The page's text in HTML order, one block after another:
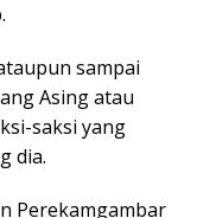
sampai
Asing atau
saksi yang
dia.
Perekamgambar